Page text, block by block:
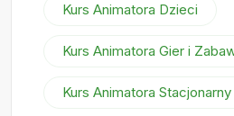
Kurs Animatora Dzieci
Kurs Animatora Gier i
Kurs Animatora Stacjonarny